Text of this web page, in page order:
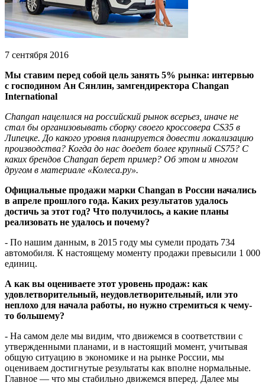
7 сентября 2016
Мы ставим перед собой цель занять 5% рынка: интервью
с господином Ан Сянлин, замгендиректора Changan
International
Changan нацелился на российский рынок всерьез, иначе не
стал бы организовывать сборку своего кроссовера CS35 в
Липецке. До какого уровня планируется довести локализацию
производства? Когда до нас доедет более крупный CS75? С
каких брендов Changan берет пример? Об этом и многом
другом в материале «Колеса.ру».
Официальные продажи марки Changan в России начались
в апреле прошлого года. Каких результатов удалось
достичь за этот год? Что получилось, а какие планы
реализовать не удалось и почему?
- По нашим данным, в 2015 году мы сумели продать 734
автомобиля. К настоящему моменту продажи превысили 1 000
единиц.
А как вы оцениваете этот уровень продаж: как
удовлетворительный, неудовлетворительный, или это
неплохо для начала работы, но нужно стремиться к чему-
то большему?
- На самом деле мы видим, что движемся в соответствии с
утвержденными планами, и в настоящий момент, учитывая
общую ситуацию в экономике и на рынке России, мы
оцениваем достигнутые результаты как вполне нормальные.
Главное — что мы стабильно движемся вперед. Далее мы